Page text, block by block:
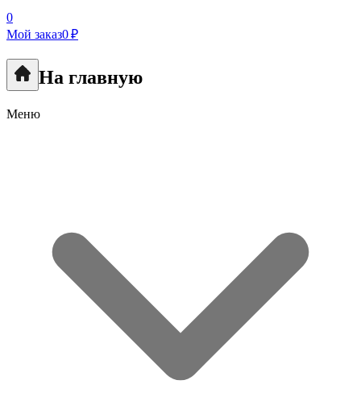
0
Мой заказ0 ₽
На главную
Меню